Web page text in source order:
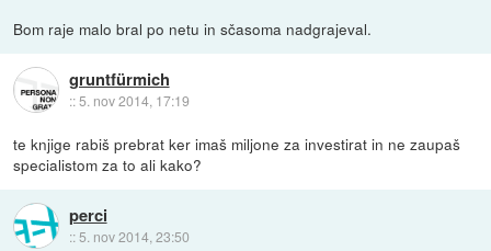
Bom raje malo bral po netu in sčasoma nadgrajeval.
gruntfürmich
::5. nov 2014, 17:19
te knjige rabiš prebrat ker imaš miljone za investirat in ne zaupaš
specialistom za to ali kako?
perci
:: 5. nov 2014, 23:50